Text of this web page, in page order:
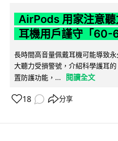
AirPods 用家注意
耳機用戶謹守「60-
長時間高音量佩戴耳機可能導致
大聽力受損警號，介紹科學護耳
置防護功能，...
閱讀全文
18 分享